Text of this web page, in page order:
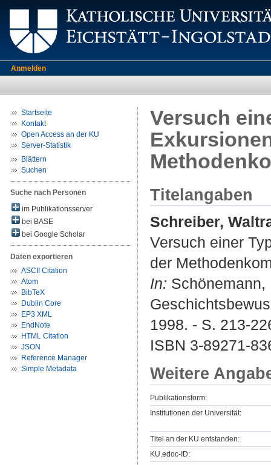
Anmelden
Startseite
Kontakt
Open Access an der KU
Server-Statistik
Blättern
Suchen
Suche nach Personen
im Publikationsserver
bei BASE
bei Google Scholar
Daten exportieren
ASCII Citation
Atom
BibTeX
Dublin Core
EP3 XML
EndNote
HTML Citation
JSON
Reference Manager
Simple Metadata
Versuch
Titelangaben
Schreiber,
Versuch einer
der
In: Schönemann,
1998. - S. 213-
ISBN 3-89271-
Weitere
Publikationsform:
Institutionen der Universität:
Titel an der KU entstanden:
KU.edoc-ID: